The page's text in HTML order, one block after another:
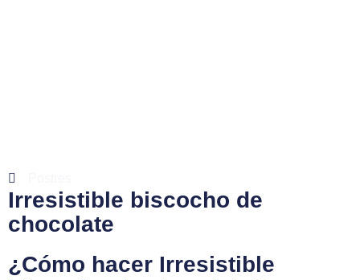
Irresistible biscocho de
chocolate
¿Cómo hacer Irresistible